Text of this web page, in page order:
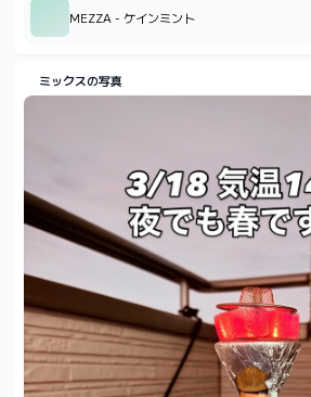
MEZZA - ケインミント
ミックスの写真